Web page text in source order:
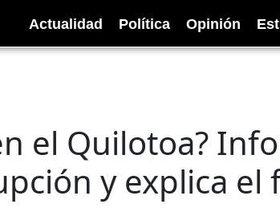
Actualidad Política Opinión
el Quilotoa?
y explica el